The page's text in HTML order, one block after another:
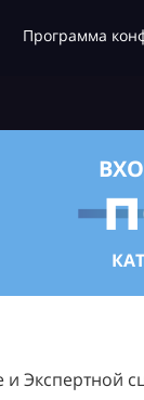
Программа
Экспертной